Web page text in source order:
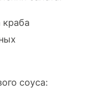
соуса: